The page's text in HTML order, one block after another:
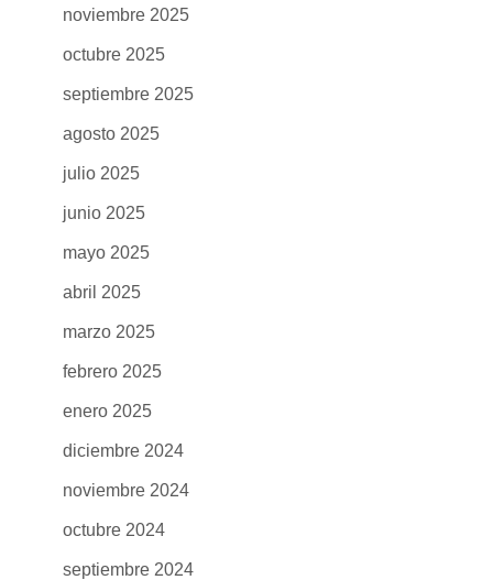
noviembre 2025
octubre 2025
septiembre 2025
agosto 2025
julio 2025
junio 2025
mayo 2025
abril 2025
marzo 2025
febrero 2025
enero 2025
diciembre 2024
noviembre 2024
octubre 2024
septiembre 2024